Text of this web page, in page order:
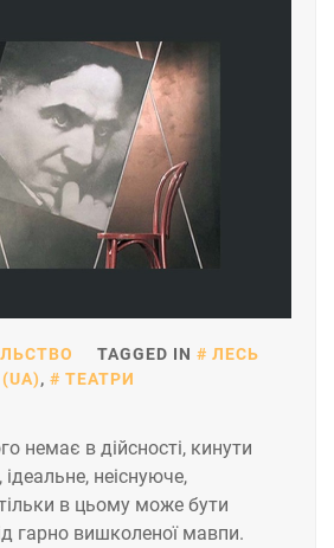
TAGGED IN
ЛЕСЬ
, ТЕАТРИ
немає в дійсності, кинути
неіснуюче,
в цьому може бути
гарно вишколеної мавпи.